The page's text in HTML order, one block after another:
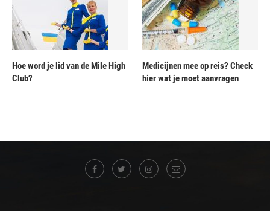
Hoe word je lid van de Mile High
Club?
Medicijnen mee op reis? Check
hier wat je moet aanvragen